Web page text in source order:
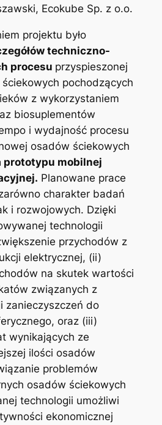
Ecokube Sp. z o.o.
projektu było
techniczno-
procesu przyspieszonej
pochodzących
z wykorzystaniem
biosuplementów
i wydajność procesu
osadów ściekowych
prototypu mobilnej
Planowane prace
charakter badań
i rozwojowych. Dzięki
technologii
przychodów z
elektrycznej, (ii)
na skutek wartości
związanych z
zanieczyszczeń do
oraz (iii)
wynikających ze
ilości osadów
problemów
osadów ściekowych
technologii umożliwi
ekonomicznej